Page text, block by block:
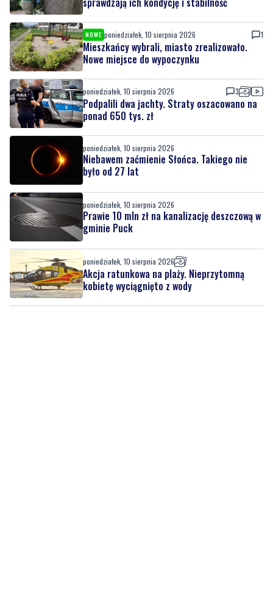
NOWE poniedziałek, 10 sierpnia 2026 1
Mieszkańcy wybrali, miasto zrealizowało.
Nowe miejsce do wypoczynku
poniedziałek, 10 sierpnia 2026 3
Podpalili dwa jachty. Straty oszacowano na
ponad 650 tys. zł
poniedziałek, 10 sierpnia 2026
Niebawem zaćmienie Słońca. Takiego nie
było od 27 lat
poniedziałek, 10 sierpnia 2026
Prawie 10 mln zł na kanalizację deszczową w
gminie Puck
poniedziałek, 10 sierpnia 2026
Akcja ratunkowa na plaży. Nieprzytomną
kobietę wyciągnięto z wody